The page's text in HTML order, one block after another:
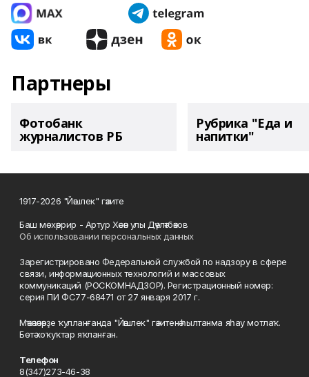
Партнеры
Фотобанк
журналистов РБ
Рубрика "Еда и
напитки"
1917-2026 "Йәшлек" гәзите
Баш мөхәррир - Артур Хәсән улы Дәүләтбәков
Об использовании персональных данных
Зарегистрировано Федеральной службой по надзору в сфере
связи, информационных технологий и массовых
коммуникаций (РОСКОМНАДЗОР). Регистрационный номер:
серия ПИ ФС77-68471 от 27 января 2017 г.
Мәҡәләләрҙе ҡулланғанда "Йәшлек" гәзитенә һылтанма яһау мотлаҡ.
Бөтә хоҡуҡтар яҡланған.
Телефон
8(347)273-46-38